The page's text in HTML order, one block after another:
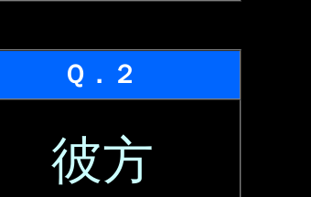
Ｑ．２
彼方